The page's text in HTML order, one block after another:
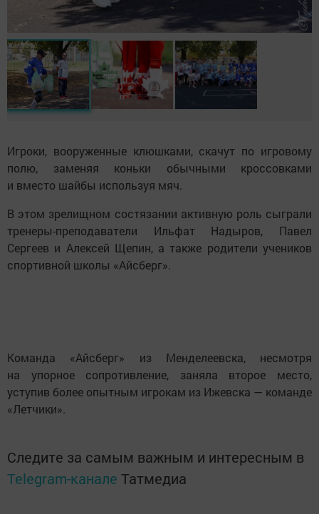
Игроки, вооруженные клюшками, скачут по игровому
полю, заменяя коньки обычными кроссовками
и вместо шайбы используя мяч.
В этом зрелищном состязании активную роль сыграли
тренеры-преподаватели Ильфат Надыров, Павел
Сергеев и Алексей Щепин, а также родители учеников
спортивной школы «Айсберг».
Команда «Айсберг» из Менделеевска, несмотря
на упорное сопротивление, заняла второе место,
уступив более опытным игрокам из Ижевска — команде
«Летчики».
Следите за самым важным и интересным в
Telegram-канале Татмедиа